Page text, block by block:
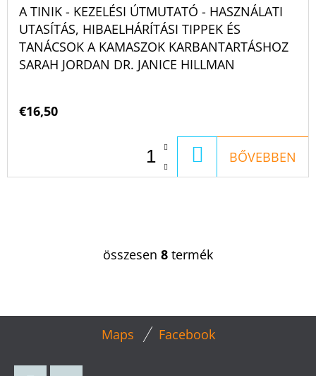
A TINIK - KEZELÉSI ÚTMUTATÓ - HASZNÁLATI
UTASÍTÁS, HIBAELHÁRÍTÁSI TIPPEK ÉS
TANÁCSOK A KAMASZOK KARBANTARTÁSHOZ
SARAH JORDAN DR. JANICE HILLMAN
€16,50
KOSÁRBA
BŐVEBBEN
L
T
A
összesen 8 termék
Maps Facebook